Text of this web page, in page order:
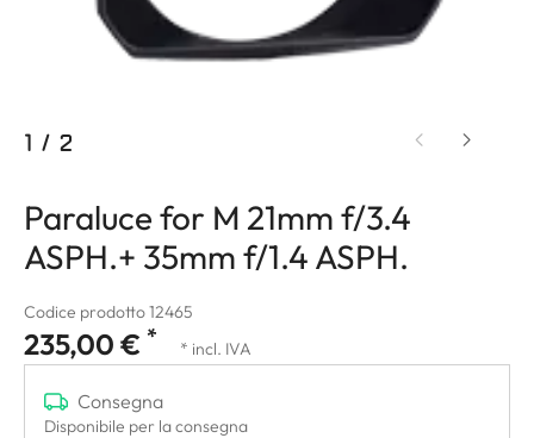
1 / 2
Paraluce for M 21mm f/3.4
ASPH.+ 35mm f/1.4 ASPH.
Codice prodotto 12465
235,00 € * * incl. IVA
Consegna
Disponibile per la consegna